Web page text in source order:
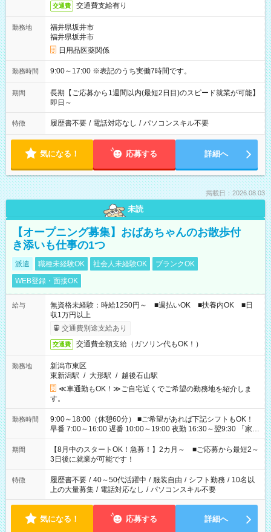
交通費 交通費支給有り
勤務地
福井県坂井市
福井県坂井市
日用品医薬関係
勤務時間 9:00～17:00 ※表記のうち実働7時間です。
期間
長期【ご応募から1週間以内(最短2日目)のスピード就業が可能】
即日～
特徴 履歴書不要 / 電話対応なし / パソコンスキル不要
気になる！ 応募する 詳細へ
掲載日：2026.08.03
未読
【オープニング募集】おばあちゃんのお散歩付
き添いも仕事の1つ
派遣 職種未経験OK 社会人未経験OK
ブランクOK
WEB登録・面接OK
給与
無資格未経験：時給1250円～ ■週払いOK ■扶養内OK ■日
収1万円以上
交通費別途支給あり
交通費 交通費全額支給（ガソリン代もOK！）
勤務地
新潟市東区
東新潟駅 / 大形駅 / 越後石山駅
≪車通勤もOK！≫ご自宅近くでご希望の勤務地を紹介しま
す。
勤務時間
9:00～18:00（休憩60分） ■ご希望があれば下記シフトもOK！
早番 7:00～16:00 遅番 10:00～19:00 夜勤 16:30～翌9:30 「家族
と休みを合わせたい」 「余裕を持って夕飯の準備がしたい」
「できれば残業はしたくない」 など、ご希望を教えてください
ね。 ※Wワーク希望の方へ 今ご覧のお仕事で希望する勤務時間
と、もう1つのお仕事の勤務時間。 合計で週40時間を超える場
合は応募できません。
期間
【8月中のスタートOK！急募！】2カ月～ ■ご応募から最短2～
3日後に就業が可能です！
特徴 履歴書不要 / 40～50代活躍中 / 服装自由 / シフト勤務 / 10名以
上の大量募集 / 電話対応なし / パソコンスキル不要
気になる！ 応募する 詳細へ